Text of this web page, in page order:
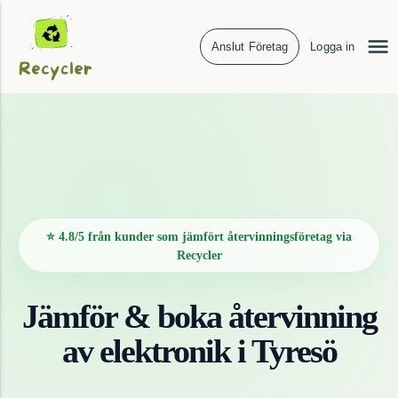
Anslut Företag Logga in
⭐ 4.8/5 från kunder som jämfört återvinningsföretag via
Recycler
Jämför & boka återvinning
avelektronikiTyresö